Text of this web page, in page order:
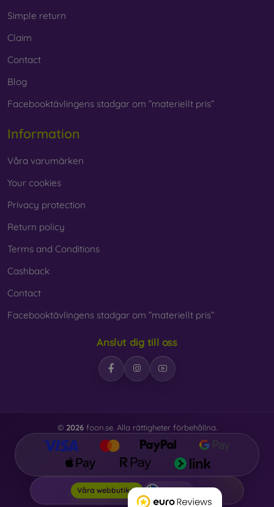
Simple return
Claim
Contact
Blog
Facebooktävlingens stadgar om ”materiellt pris”
Information
Våra varumärken
Your cookies
Privacy protection
Return policy
Terms and Conditions
Cashback
Contact
Facebooktävlingens stadgar om ”materiellt pris”
Anslut dig till oss
© 2026foon.se. Alla rättigheter förbehållna.
Våra webbutiker Foon.se